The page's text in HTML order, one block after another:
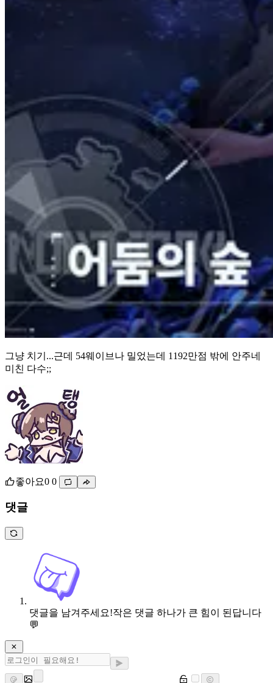
그냥 치기...근데 54웨이브나 밀었는데 1192만점 밖에 안주네
미친 다수;;
좋아요0 0
댓글
댓글을 남겨주세요!작은 댓글 하나가 큰 힘이 된답니다
💬